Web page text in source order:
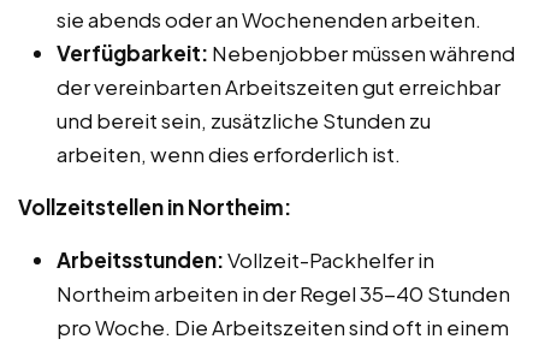
sie abends oder an Wochenenden arbeiten.
Verfügbarkeit: Nebenjobber müssen während
der vereinbarten Arbeitszeiten gut erreichbar
und bereit sein, zusätzliche Stunden zu
arbeiten, wenn dies erforderlich ist.
Vollzeitstellen in Northeim:
Arbeitsstunden:Vollzeit-Packhelfer in
Northeim arbeiten in der Regel 35-40 Stunden
pro Woche. Die Arbeitszeiten sind oft in einem